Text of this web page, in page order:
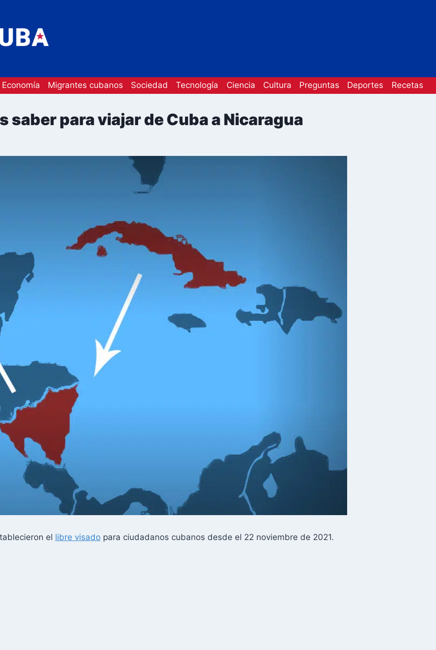
Economía Migrantes cubanos Sociedad Tecnología Ciencia Cultura Preguntas Deportes Recetas
saber para viajar de Cuba a Nicaragua
el libre visado para ciudadanos cubanos desde el 22 noviembre de 2021.